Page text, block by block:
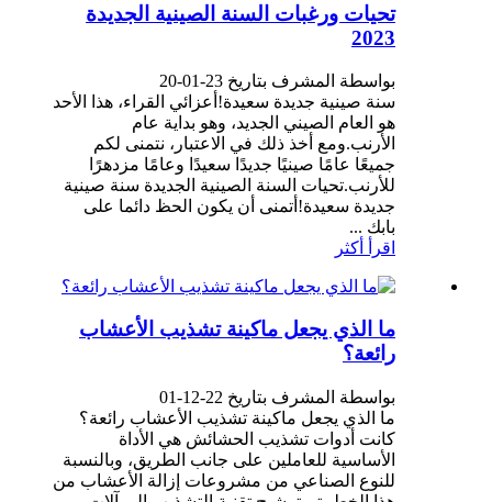
تحيات ورغبات السنة الصينية الجديدة
2023
بواسطة المشرف بتاريخ 23-01-20
سنة صينية جديدة سعيدة!أعزائي القراء، هذا الأحد
هو العام الصيني الجديد، وهو بداية عام
الأرنب.ومع أخذ ذلك في الاعتبار، نتمنى لكم
جميعًا عامًا صينيًا جديدًا سعيدًا وعامًا مزدهرًا
للأرنب.تحيات السنة الصينية الجديدة سنة صينية
جديدة سعيدة!أتمنى أن يكون الحظ دائما على
بابك ...
اقرأ أكثر
ما الذي يجعل ماكينة تشذيب الأعشاب
رائعة؟
بواسطة المشرف بتاريخ 22-12-01
ما الذي يجعل ماكينة تشذيب الأعشاب رائعة؟
كانت أدوات تشذيب الحشائش هي الأداة
الأساسية للعاملين على جانب الطريق، وبالنسبة
للنوع الصناعي من مشروعات إزالة الأعشاب من